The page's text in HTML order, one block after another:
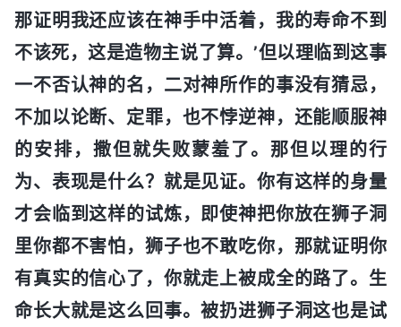
那证明我还应该在神手中活着，我的寿命不到
不该死，这是造物主说了算。’但以理临到这事
一不否认神的名，二对神所作的事没有猜忌，
不加以论断、定罪，也不悖逆神，还能顺服神
的安排，撒但就失败蒙羞了。那但以理的行
为、表现是什么？就是见证。你有这样的身量
才会临到这样的试炼，即使神把你放在狮子洞
里你都不害怕，狮子也不敢吃你，那就证明你
有真实的信心了，你就走上被成全的路了。生
命长大就是这么回事。被扔进狮子洞这也是试